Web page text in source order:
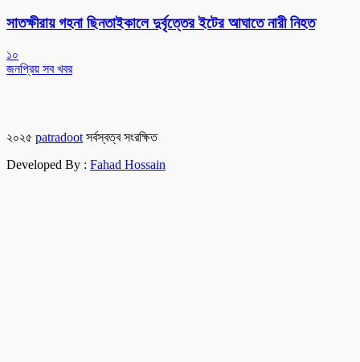
সাতক্ষীরায় গহনা ছিনতাইকালে দুর্বৃত্তের ইটের আঘাতে নারী নিহত
১০
জনপ্রিয় সব খবর
২০২৫ patradoot সর্বস্বত্ব সংরক্ষিত
Developed By : Fahad Hossain